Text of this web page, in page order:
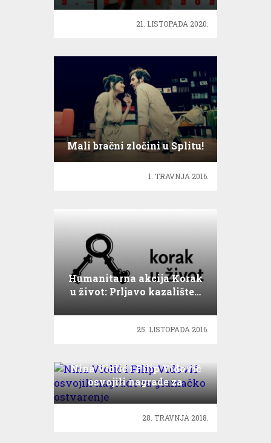
21. LISTOPADA 2020.
Mali bračni zločini u Splitu!
1. TRAVNJA 2016.
Humanitarna akcija Korak
u život: Prljavo kazalište…
25. LISTOPADA 2016.
Nina Violić i Filip Vidović
osvojili nagrade za
glumačko ostvarenje
28. TRAVNJA 2018.